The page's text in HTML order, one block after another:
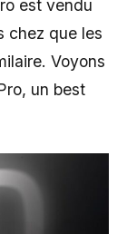
est vendu
chez que les
Voyons
un best